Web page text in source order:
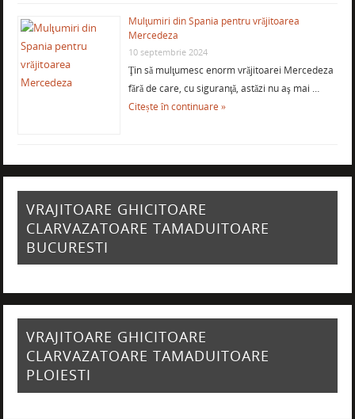
Mulţumiri din Spania pentru vrăjitoarea
Mercedeza
10 septembrie 2024
Ţin să mulţumesc enorm vrăjitoarei Mercedeza
fără de care, cu siguranţă, astăzi nu aş mai …
Citește în continuare »
VRAJITOARE GHICITOARE
CLARVAZATOARE TAMADUITOARE
BUCURESTI
VRAJITOARE GHICITOARE
CLARVAZATOARE TAMADUITOARE
PLOIESTI